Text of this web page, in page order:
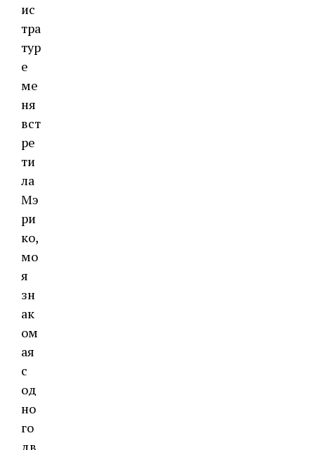
ис
тра
тур
е
ме
ня
вст
ре
ти
ла
Мэ
ри
ко,
мо
я
зн
ак
ом
ая
с
од
но
го
дв